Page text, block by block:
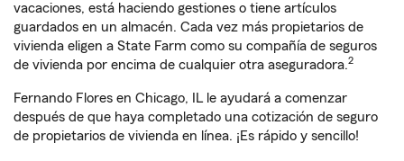
vacaciones, está haciendo gestiones o tiene artículos
guardados en un almacén. Cada vez más propietarios de
vivienda eligen a State Farm como su compañía de seguros
de vivienda por encima de cualquier otra aseguradora.2
Fernando Flores en Chicago, IL le ayudará a comenzar
después de que haya completado una cotización de seguro
de propietarios de vivienda en línea. ¡Es rápido y sencillo!